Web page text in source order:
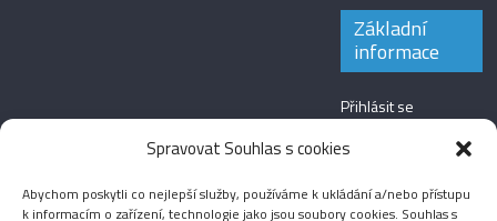
Spravovat Souhlas s cookies
Abychom poskytli co nejlepší služby, používáme k ukládání a/nebo přístupu
k informacím o zařízení, technologie jako jsou soubory cookies. Souhlas s
Základní
informace
Přihlásit se
Zdroj kanálů
Kanál komentářů